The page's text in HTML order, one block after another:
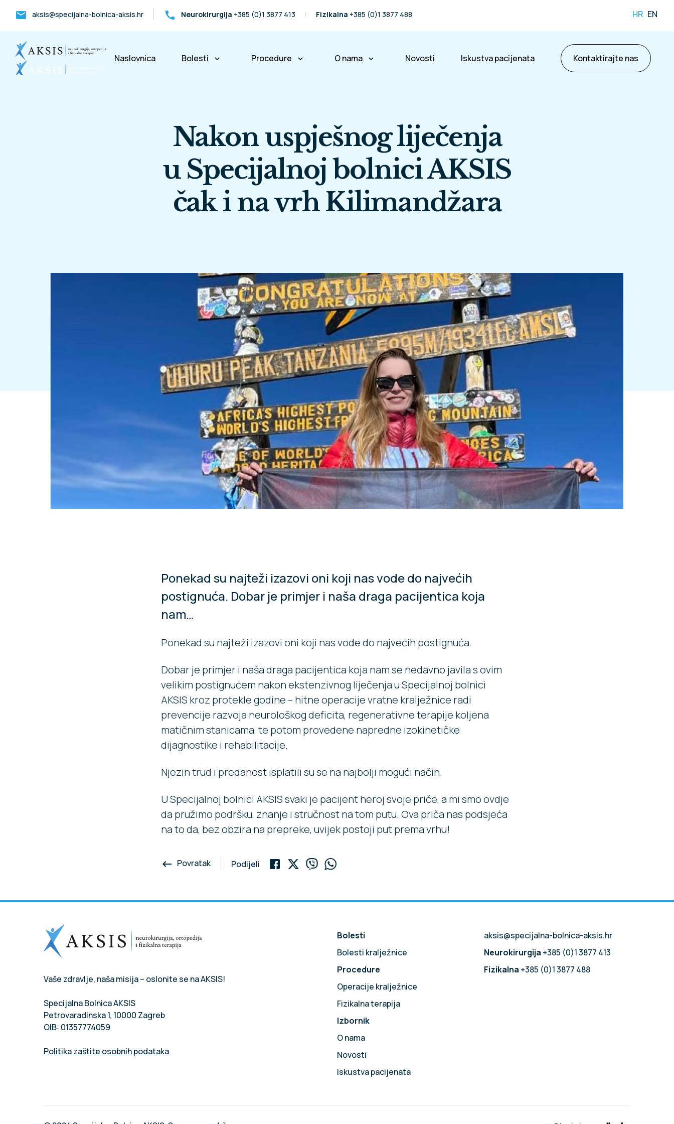
mail aksis@specijalna-bolnica-aksis.hr call Neurokirurgija +385 (0)1 3877 413 Fizikalna +385 (0)1 3877 488 HR EN
Naslovnica Bolesti keyboard_arrow_down Procedure keyboard_arrow_down O nama keyboard_arrow_down
Partneri i prijatelji
Međunarodni pacijenti
Osiguravajuće kuće
Poslovne informacije
Novosti Iskustva pacijenata Kontaktirajte nas
Nakon uspješnog liječenja
u Specijalnoj bolnici AKSIS
čak i na vrh Kilimandžara
Ponekad su najteži izazovi oni koji nas vode do najvećih
postignuća. Dobar je primjer i naša draga pacijentica koja
nam…
Ponekad su najteži izazovi oni koji nas vode do najvećih postignuća.
Dobar je primjer i naša draga pacijentica koja nam se nedavno javila s ovim
velikim postignućem nakon ekstenzivnog liječenja u Specijalnoj bolnici
AKSIS kroz protekle godine – hitne operacije vratne kralježnice radi
prevencije razvoja neurološkog deficita, regenerativne terapije koljena
matičnim stanicama, te potom provedene napredne izokinetičke
dijagnostike i rehabilitacije.
Njezin trud i predanost isplatili su se na najbolji mogući način.
U Specijalnoj bolnici AKSIS svaki je pacijent heroj svoje priče, a mi smo ovdje
da pružimo podršku, znanje i stručnost na tom putu. Ova priča nas podsjeća
na to da, bez obzira na prepreke, uvijek postoji put prema vrhu!
keyboard_backspace Povratak Podijeli
Vaše zdravlje, naša misija – oslonite se na AKSIS!
Specijalna Bolnica AKSIS
Petrovaradinska 1, 10000 Zagreb
OIB: 01357774059
Politika zaštite osobnih podataka
Bolesti
Bolesti kralježnice
Procedure
Operacije kralježnice
Fizikalna terapija
Izbornik
O nama
Novosti
Iskustva pacijenata
aksis@specijalna-bolnica-aksis.hr
Neurokirurgija +385 (0)1 3877 413
Fizikalna +385 (0)1 3877 488